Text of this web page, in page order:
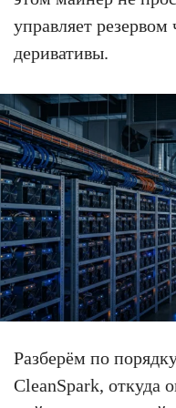
управляет
деривативы.
Разберём по
CleanSpark, откуда